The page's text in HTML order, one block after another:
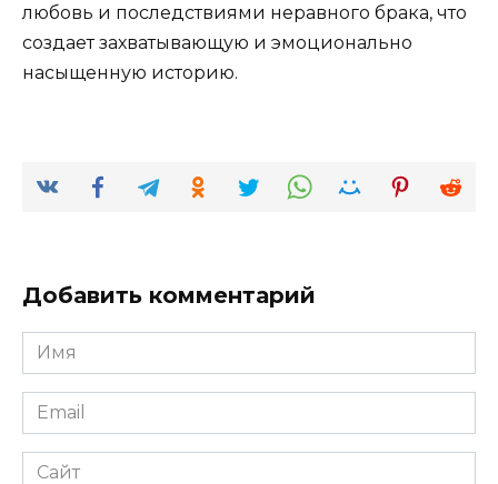
любовь и последствиями неравного брака, что
создает захватывающую и эмоционально
насыщенную историю.
Добавить комментарий
Имя
*
Email
*
Сайт